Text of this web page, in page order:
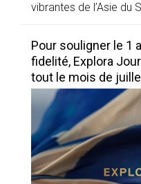
vibrantes de l’Asie du
Pour souligner le 1
fidelité, Explora
tout le mois de